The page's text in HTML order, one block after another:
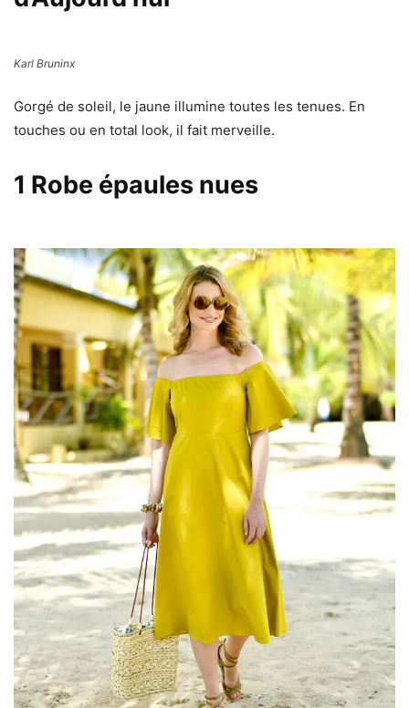
Karl Bruninx
Gorgé de soleil, le jaune illumine toutes les tenues. En
touches ou en total look, il fait merveille.
1 Robe épaules nues